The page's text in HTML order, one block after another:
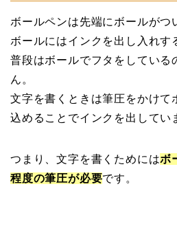
ボールペンは先端にボールがつ
ボールにはインクを出し入れす
普段はボールでフタをしている
ん。
文字を書くときは筆圧をかけて
込めることでインクを出してい
つまり、文字を書くためにはボ
程度の筆圧が必要です。